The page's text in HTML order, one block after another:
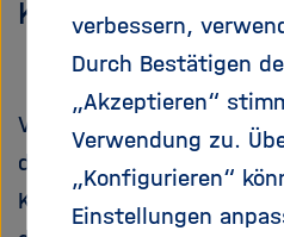
Konferenz.
Vom 10. bis zum 12.
die diesjährigen Open-
Konferenz zum Thema
verbessern,
Durch Bestätigen
„Akzeptieren“
Verwendung zu.
„Konfigurieren“
Einstellungen